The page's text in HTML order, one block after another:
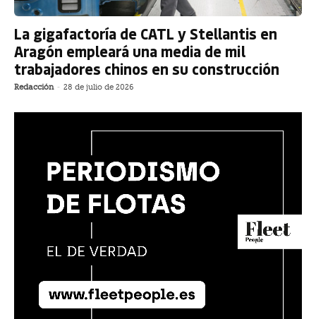
La gigafactoría de CATL y Stellantis en
Aragón empleará una media de mil
trabajadores chinos en su construcción
Redacción - 28 de julio de 2026